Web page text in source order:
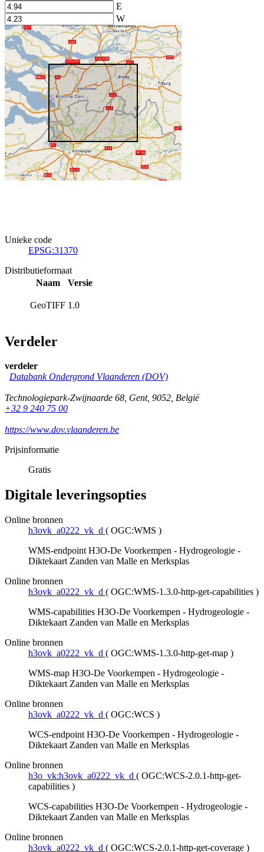
E
W
Unieke code
EPSG:31370
Distributieformaat
Naam
Versie
GeoTIFF 1.0
Verdeler
verdeler
Databank Ondergrond Vlaanderen (DOV)
Technologiepark-Zwijnaarde 68, Gent, 9052, België
+32 9 240 75 00
https://www.dov.vlaanderen.be
Prijsinformatie
Gratis
Digitale leveringsopties
Online bronnen
h3ovk_a0222_vk_d ( OGC:WMS )
WMS-endpoint H3O-De Voorkempen - Hydrogeologie -
Diktekaart Zanden van Malle en Merksplas
Online bronnen
h3ovk_a0222_vk_d ( OGC:WMS-1.3.0-http-get-capabilities )
WMS-capabilities H3O-De Voorkempen - Hydrogeologie -
Diktekaart Zanden van Malle en Merksplas
Online bronnen
h3ovk_a0222_vk_d ( OGC:WMS-1.3.0-http-get-map )
WMS-map H3O-De Voorkempen - Hydrogeologie -
Diktekaart Zanden van Malle en Merksplas
Online bronnen
h3ovk_a0222_vk_d ( OGC:WCS )
WCS-endpoint H3O-De Voorkempen - Hydrogeologie -
Diktekaart Zanden van Malle en Merksplas
Online bronnen
h3o_vk:h3ovk_a0222_vk_d ( OGC:WCS-2.0.1-http-get-
capabilities )
WCS-capabilities H3O-De Voorkempen - Hydrogeologie -
Diktekaart Zanden van Malle en Merksplas
Online bronnen
h3ovk_a0222_vk_d ( OGC:WCS-2.0.1-http-get-coverage )